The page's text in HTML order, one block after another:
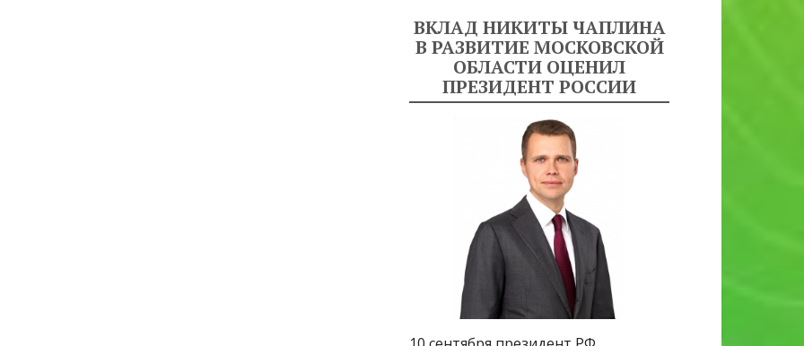
ВКЛАД НИКИТЫ ЧАПЛИНА
В РАЗВИТИЕ МОСКОВСКОЙ
ОБЛАСТИ ОЦЕНИЛ
ПРЕЗИДЕНТ РОССИИ